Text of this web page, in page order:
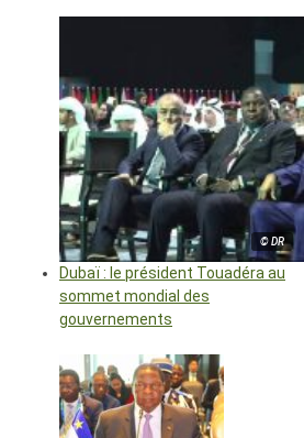
© DR
Dubaï : le président Touadéra au
sommet mondial des
gouvernements